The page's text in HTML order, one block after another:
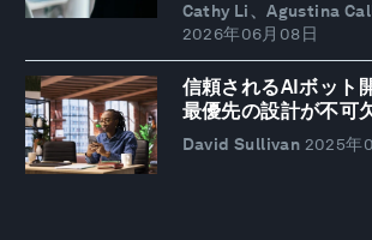
Cathy Li、Agustina
2026年06月08日
信頼されるAIボット
最優先の設計が不可
David Sullivan 2025年